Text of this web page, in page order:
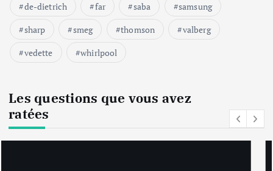
de-dietrich
far saba
samsung
sharp
smeg thomson
valberg
vedette
whirlpool
Les questions que vous avez
ratées